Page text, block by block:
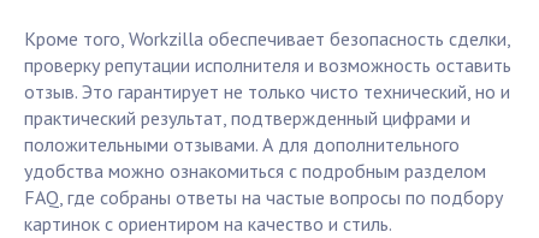
Кроме того, Workzilla обеспечивает безопасность сделки,
проверку репутации исполнителя и возможность оставить
отзыв. Это гарантирует не только чисто технический, но и
практический результат, подтвержденный цифрами и
положительными отзывами. А для дополнительного
удобства можно ознакомиться с подробным разделом
FAQ, где собраны ответы на частые вопросы по подбору
картинок с ориентиром на качество и стиль.